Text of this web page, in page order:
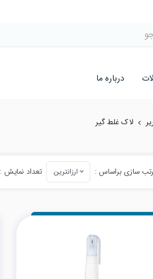
درباره ما
لاک غلط گیر
سازی براساس : ارزانترین تعداد نمایش :